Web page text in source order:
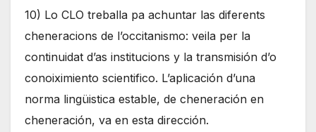
10) Lo CLO treballa pa achuntar las diferents
cheneracions de l’occitanismo: veila per la
continuidat d’as institucions y la transmisión d’o
conoiximiento scientifico. L’aplicación d’una
norma lingüistica estable, de cheneración en
cheneración, va en esta dirección.